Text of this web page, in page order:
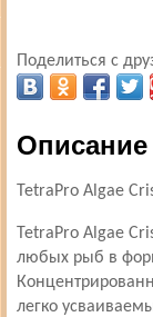
Поделиться с
Описание
TetraPro Algae
TetraPro Algae
любых рыб в
легко